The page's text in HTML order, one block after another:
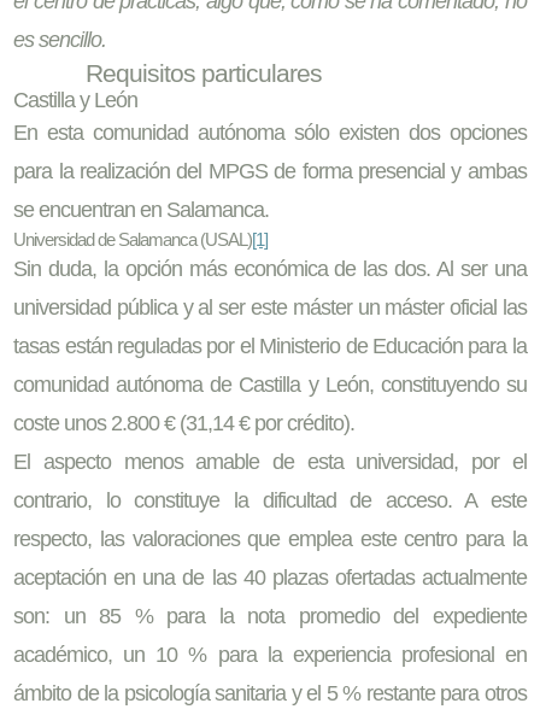
es sencillo.
Requisitos particulares
Castilla y León
En esta comunidad autónoma sólo existen dos opciones
para la realización del MPGS de forma presencial y ambas
se encuentran en Salamanca.
Universidad de Salamanca (USAL)[1]
Sin duda, la opción más económica de las dos. Al ser una
universidad pública y al ser este máster un máster oficial las
tasas están reguladas por el Ministerio de Educación para la
comunidad autónoma de Castilla y León, constituyendo su
coste unos 2.800 € (31,14 € por crédito).
El aspecto menos amable de esta universidad, por el
contrario, lo constituye la dificultad de acceso. A este
respecto, las valoraciones que emplea este centro para la
aceptación en una de las 40 plazas ofertadas actualmente
son: un 85 % para la nota promedio del expediente
académico, un 10 % para la experiencia profesional en
ámbito de la psicología sanitaria y el 5 % restante para otros